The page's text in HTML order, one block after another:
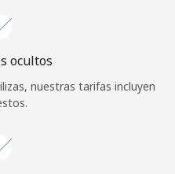
ocultos
nuestras tarifas incluyen